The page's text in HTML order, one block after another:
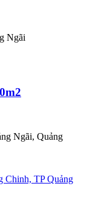
Ngãi
Ngãi, Quảng